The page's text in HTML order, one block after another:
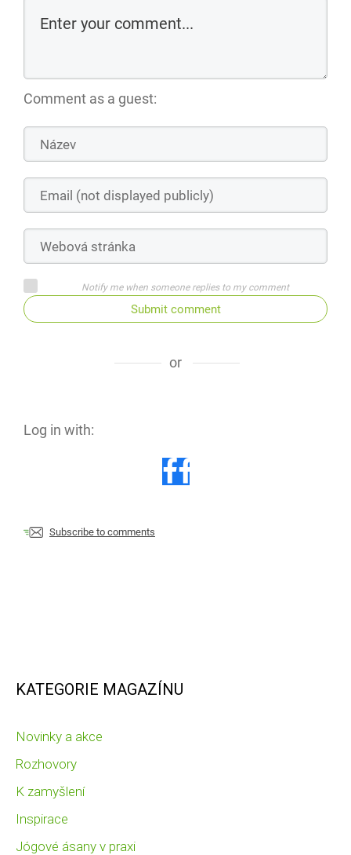
Comment as a guest:
Notify me when someone replies to my comment
Submit comment
or
Log in with:
Subscribe to comments
KATEGORIE MAGAZÍNU
Novinky a akce
Rozhovory
K zamyšlení
Inspirace
Jógové ásany v praxi